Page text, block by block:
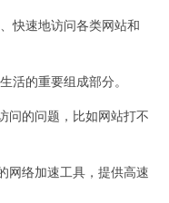
快速地访问各类网站和
的重要组成部分。
的问题，比如网站打不
络加速工具，提供高速